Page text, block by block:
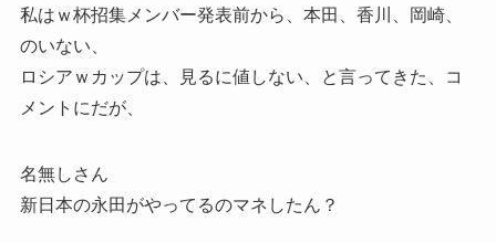
私はｗ杯招集メンバー発表前から、本田、香川、岡崎、
のいない、
ロシアｗカップは、見るに値しない、と言ってきた、コ
メントにだが、
名無しさん
新日本の永田がやってるのマネしたん？